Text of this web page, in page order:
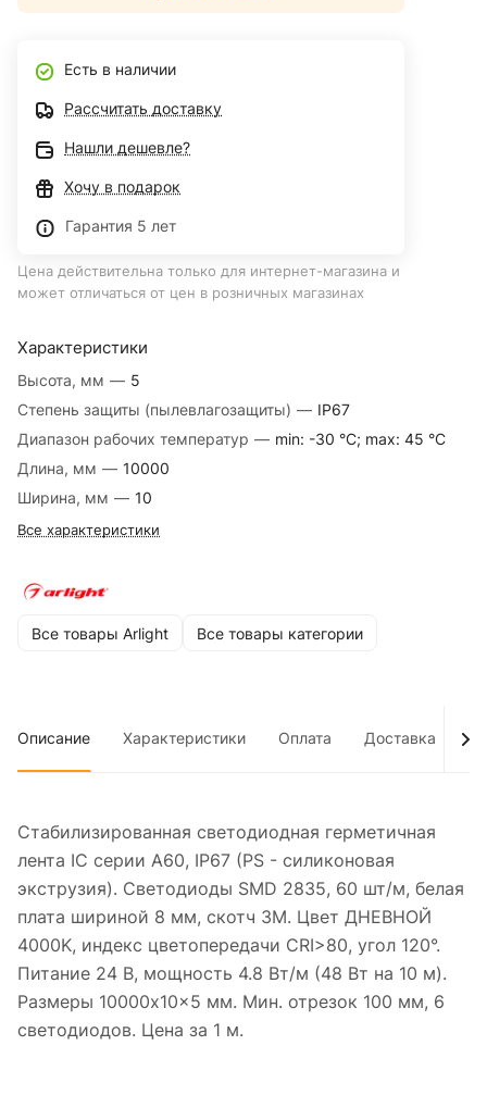
Характеристики
Высота, мм — 5
Степень защиты (пылевлагозащиты) — IP67
Диапазон рабочих температур — min: -30 °C; max: 45 °C
Длина, мм — 10000
Ширина, мм — 10
Все характеристики
Все товары Arlight Все товары категории
Есть в наличии
Рассчитать доставку
Нашли дешевле?
Хочу в подарок
Гарантия 5 лет
Цена действительна только для интернет-магазина и
может отличаться от цен в розничных магазинах
Описание Характеристики Оплата Доставка
Стабилизированная светодиодная герметичная
лента IC серии A60, IP67 (PS - силиконовая
экструзия). Светодиоды SMD 2835, 60 шт/м, белая
плата шириной 8 мм, скотч 3M. Цвет ДНЕВНОЙ
4000K, индекс цветопередачи CRI>80, угол 120°.
Питание 24 В, мощность 4.8 Вт/м (48 Вт на 10 м).
Размеры 10000x10x5 мм. Мин. отрезок 100 мм, 6
светодиодов. Цена за 1 м.